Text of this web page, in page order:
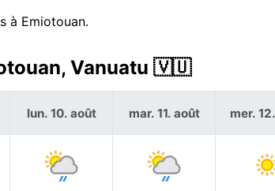
à Emiotouan.
Vanuatu 🇻🇺
lun. 10. août mar. 11. août mer.